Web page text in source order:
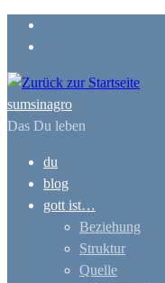
Zum
Inhalt
sumsinagro
Das Du leben
du
blog
gott ist…
Beziehung
Struktur
Quelle